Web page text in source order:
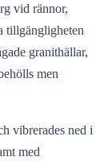
vid rännor,
tillgängligheten
granithällar,
men
vibrerades ned i
med